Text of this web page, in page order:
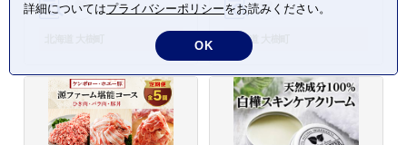
北海道 大樹町
詳細についてはプライバシーポリシーをお読みください。
OK